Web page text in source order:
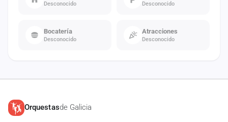
Desconocido Desconocido
Bocatería
Desconocido
Atracciones
Desconocido
Orquestasde Galicia